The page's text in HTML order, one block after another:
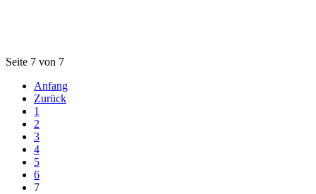
Seite 7 von 7
Anfang
Zurück
1
2
3
4
5
6
7